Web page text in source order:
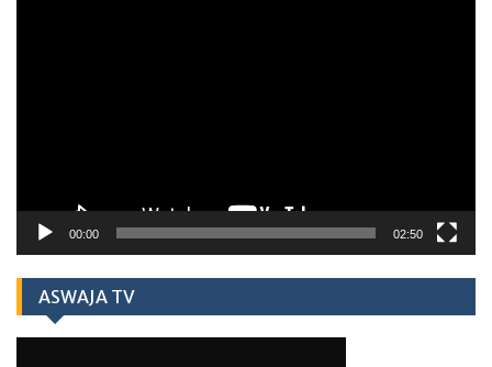
00:00 02:50
ASWAJA TV